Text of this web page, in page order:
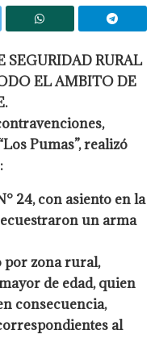
SEGURIDAD RURAL
EL AMBITO DE
Pumas”, realizó
24, con asiento en la
un arma
por zona rural,
de edad, quien
consecuencia,
al